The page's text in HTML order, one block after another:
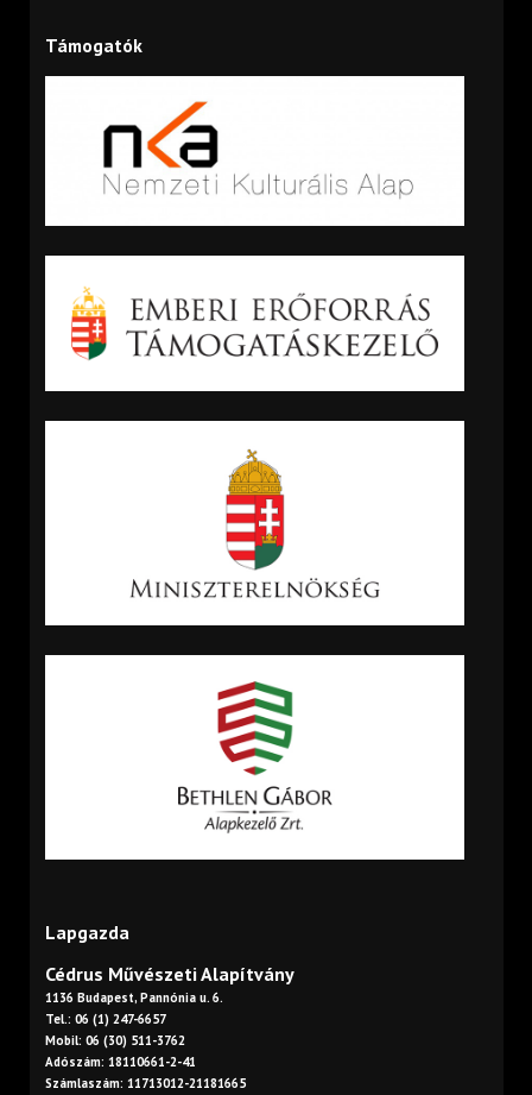
Támogatók
Lapgazda
Cédrus Művészeti Alapítvány
1136 Budapest, Pannónia u. 6.
Tel.: 06 (1) 247-6657
Mobil: 06 (30) 511-3762
Adószám: 18110661-2-41
Számlaszám: 11713012-21181665